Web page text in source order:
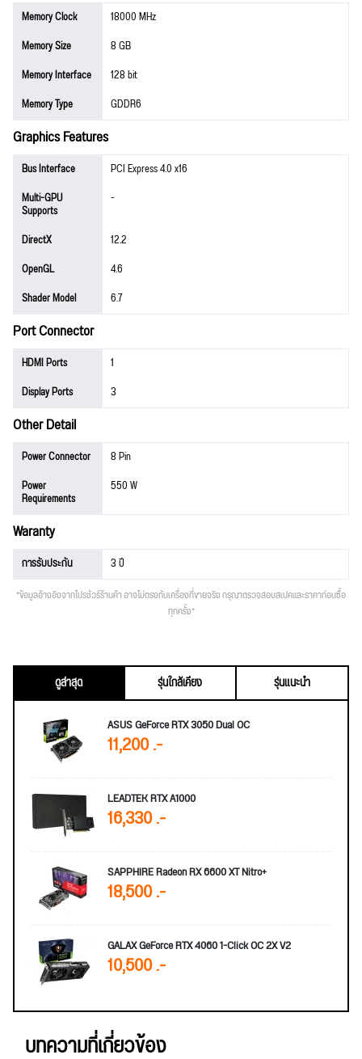
Memory Clock
18000 MHz
Memory Size
8 GB
Memory Interface
128 bit
Memory Type
GDDR6
Graphics Features
Bus Interface
PCI Express 4.0 x16
Multi-GPU
Supports
-
DirectX
12.2
OpenGL
4.6
Shader Model
6.7
Port Connector
HDMI Ports
1
Display Ports
3
Other Detail
Power Connector
8 Pin
Power
Requirements
550 W
Waranty
การรับประกัน 3 ปี
*ข้อมูลอ้างอิงจากโปรชัวร์ร้านค้า อาจไม่ตรงกับเครื่องที่ขายจริง กรุณาตรวจสอบสเปคและราคาก่อนซื้อ
ทุกครั้ง*
ดูล่าสุด รุ่นใกล้เคียง
รุ่นแนะนำ
ASUS GeForce RTX 3050 Dual OC
11,200 .-
LEADTEK RTX A1000
16,330 .-
SAPPHIRE Radeon RX 6600 XT Nitro+
18,500 .-
GALAX GeForce RTX 4060 1-Click OC 2X V2
10,500 .-
บทความที่เกี่ยวข้อง